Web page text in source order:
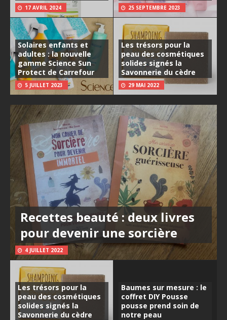
17 AVRIL 2024 25 SEPTEMBRE 2023
Solaires enfants et
adultes : la nouvelle
gamme Science Sun
Protect de Carrefour
5 JUILLET 2023
Les trésors pour la
peau des cosmétiques
solides signés la
Savonnerie du cèdre
29 MAI 2022
Recettes beauté : deux livres
pour devenir une sorcière
4 JUILLET 2022
Les trésors pour la
peau des cosmétiques
solides signés la
Savonnerie du cèdre
Baumes sur mesure : le
coffret DIY Pousse
pousse prend soin de
notre peau